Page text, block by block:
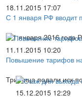
18.11.2015 17:07
С 1 января РФ вводит
С 1 января 2016 года
11.11.2015 10:20
Повышение тарифов
Три лица подали иск
15.12.2015 12:29